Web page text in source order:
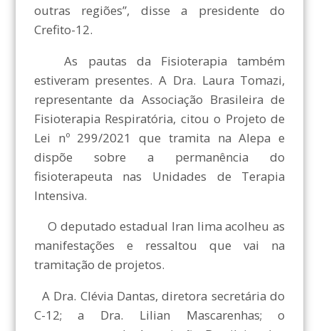
outras regiões”, disse a presidente do
Crefito-12.
As pautas da Fisioterapia também
estiveram presentes. A Dra. Laura Tomazi,
representante da Associação Brasileira de
Fisioterapia Respiratória, citou o Projeto de
Lei nº 299/2021 que tramita na Alepa e
dispõe sobre a permanência do
fisioterapeuta nas Unidades de Terapia
Intensiva.
O deputado estadual Iran lima acolheu as
manifestações e ressaltou que vai na
tramitação de projetos.
A Dra. Clévia Dantas, diretora secretária do
C-12; a Dra. Lilian Mascarenhas; o